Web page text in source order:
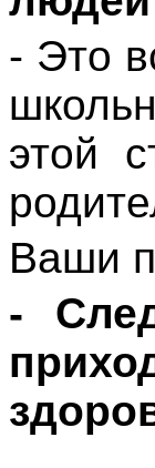
- Это
этой
Ваши
-